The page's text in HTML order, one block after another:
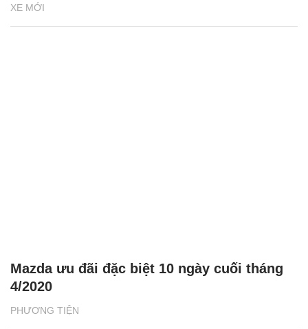
XE MỚI
PHƯƠNG TIỆN
Mazda ưu đãi đặc biệt 10 ngày cuối tháng
4/2020